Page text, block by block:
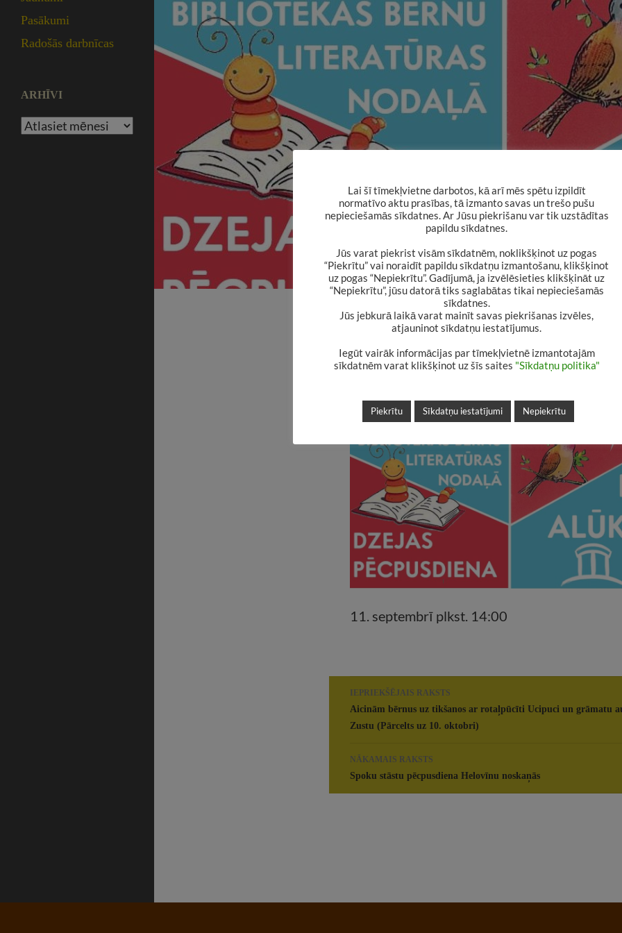
JAUNUMI
DZEJAS PĒCPUSDIENA “LASĪSIM
ALŪKSNI”
2019. GADA 5. SEPTEMBRIS ADMIN
11. septembrī plkst. 14:00
Rakstu
navigācija
IEPRIEKŠĒJAIS RAKSTS
Aicinām bērnus uz tikšanos ar rotaļpūcīti Ucipuci un grāmatu
Zustu (Pārcelts uz 10. oktobri)
NĀKAMAIS RAKSTS
Spoku stāstu pēcpusdiena Helovīnu noskaņās
Pasākumi
Radošās darbnīcas
ARHĪVI
Arhīvi
Lai šī tīmekļvietne darbotos, kā arī mēs spētu izpildīt
normatīvo aktu prasības, tā izmanto savas un trešo pušu
nepieciešamās sīkdatnes. Ar Jūsu piekrišanu var tik uzstādītas
papildu sīkdatnes.
Jūs varat piekrist visām sīkdatnēm, noklikšķinot uz pogas
“Piekrītu” vai noraidīt papildu sīkdatņu izmantošanu, klikšķinot
uz pogas “Nepiekrītu”. Gadījumā, ja izvēlēsieties klikšķināt uz
“Nepiekrītu”, jūsu datorā tiks saglabātas tikai nepieciešamās
sīkdatnes.
Jūs jebkurā laikā varat mainīt savas piekrišanas izvēles,
atjauninot sīkdatņu iestatījumus.
Iegūt vairāk informācijas par tīmekļvietnē izmantotajām
sīkdatnēm varat klikšķinot uz šīs saites "Sīkdatņu politika"
Piekrītu Sīkdatņu iestatījumi Nepiekrītu